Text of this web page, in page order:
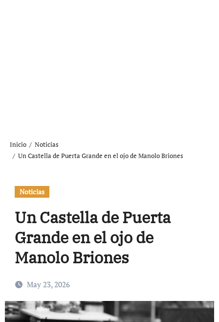
Inicio
Noticias
Un Castella de Puerta Grande en el ojo de Manolo Briones
Noticias
Un Castella de Puerta
Grande en el ojo de
Manolo Briones
May 23, 2026